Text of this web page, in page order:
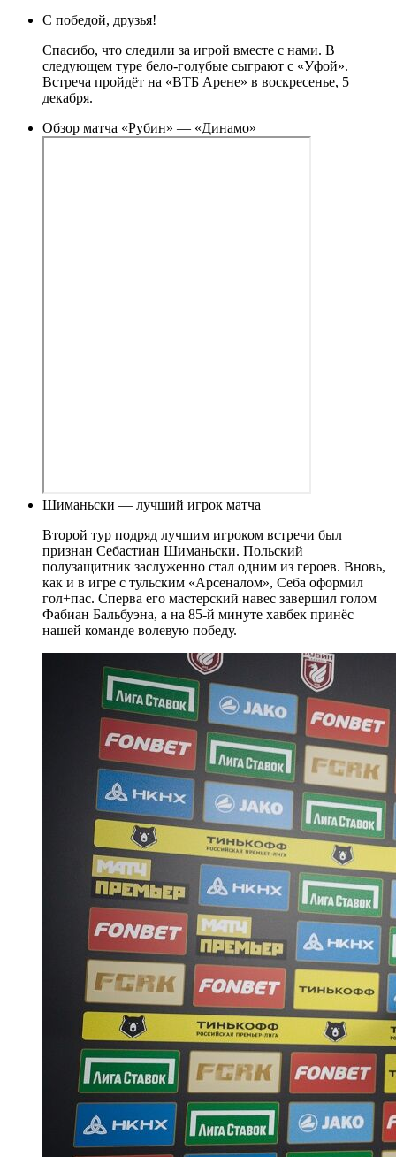
С победой, друзья!
Спасибо, что следили за игрой вместе с нами. В
следующем туре бело-голубые сыграют с «Уфой».
Встреча пройдёт на «ВТБ Арене» в воскресенье, 5
декабря.
Обзор матча «Рубин» — «Динамо»
Шиманьски — лучший игрок матча
Второй тур подряд лучшим игроком встречи был
признан Себастиан Шиманьски. Польский
полузащитник заслуженно стал одним из героев. Вновь,
как и в игре с тульским «Арсеналом», Себа оформил
гол+пас. Сперва его мастерский навес завершил голом
Фабиан Бальбуэна, а на 85-й минуте хавбек принёс
нашей команде волевую победу.